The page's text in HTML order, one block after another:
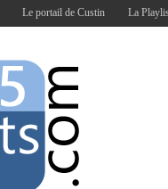
Le portail de Custin La